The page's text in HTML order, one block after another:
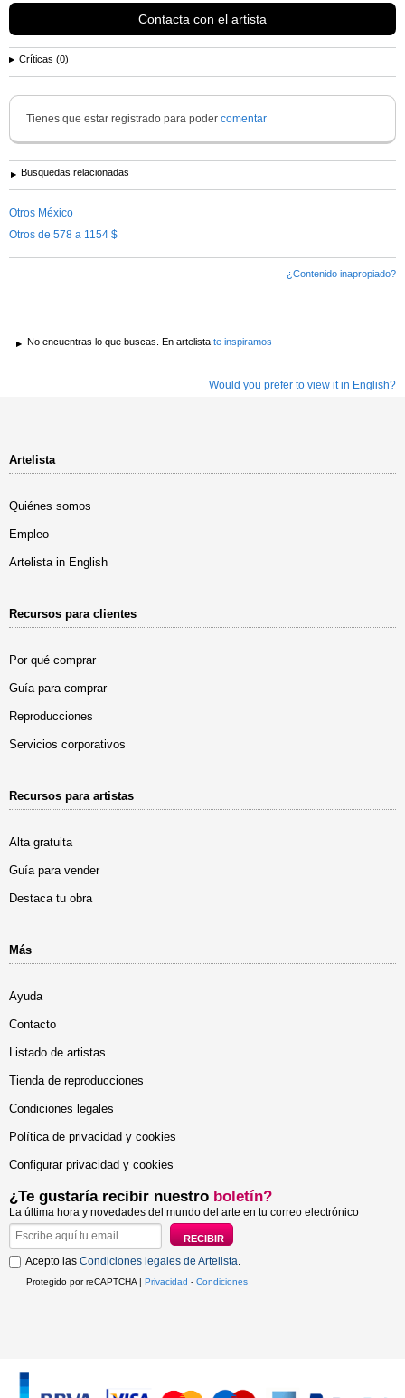
Contacta con el artista
Críticas (0)
Tienes que estar registrado para poder comentar
Busquedas relacionadas
Otros México
Otros de 578 a 1154 $
¿Contenido inapropiado?
No encuentras lo que buscas. En artelista te inspiramos
Would you prefer to view it in English?
Artelista
Quiénes somos
Empleo
Artelista in English
Recursos para clientes
Por qué comprar
Guía para comprar
Reproducciones
Servicios corporativos
Recursos para artistas
Alta gratuita
Guía para vender
Destaca tu obra
Más
Ayuda
Contacto
Listado de artistas
Tienda de reproducciones
Condiciones legales
Política de privacidad y cookies
Configurar privacidad y cookies
¿Te gustaría recibir nuestro boletín?
La última hora y novedades del mundo del arte en tu correo electrónico
Acepto las Condiciones legales de Artelista
Protegido por reCAPTCHA | Privacidad - Condiciones